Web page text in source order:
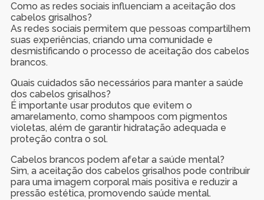
Como as redes sociais influenciam a aceitação dos
cabelos grisalhos?
As redes sociais permitem que pessoas compartilhem
suas experiências, criando uma comunidade e
desmistificando o processo de aceitação dos cabelos
brancos.
Quais cuidados são necessários para manter a saúde
dos cabelos grisalhos?
É importante usar produtos que evitem o
amarelamento, como shampoos com pigmentos
violetas, além de garantir hidratação adequada e
proteção contra o sol.
Cabelos brancos podem afetar a saúde mental?
Sim, a aceitação dos cabelos grisalhos pode contribuir
para uma imagem corporal mais positiva e reduzir a
pressão estética, promovendo saúde mental.